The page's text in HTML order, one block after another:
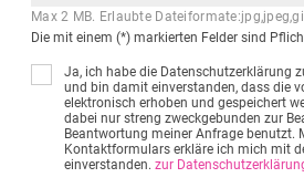
Max 2 MB. Erlaubte
Die mit einem (*) markierten Felder sind
Ja, ich habe die Datenschutzerklärung
und bin damit einverstanden, dass die
elektronisch erhoben und gespeichert
dabei nur streng zweckgebunden zur
Beantwortung meiner Anfrage benutzt.
Kontaktformulars erkläre ich mich mit
einverstanden. zur